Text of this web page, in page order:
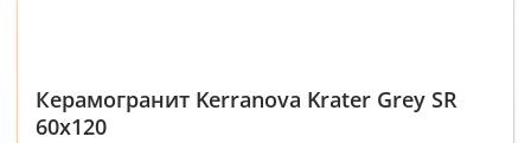
Керамогранит Kerranova Krater Grey SR
60x120